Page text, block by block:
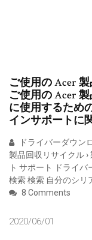
ご使用の Acer
ご使用の Acer
に使用するため
インサポートに
ドライバーダウン
製品回収リサイクル ›
ト サポート ドライ
検索 検索 自分のシリ
8 Comments
2020/06/01